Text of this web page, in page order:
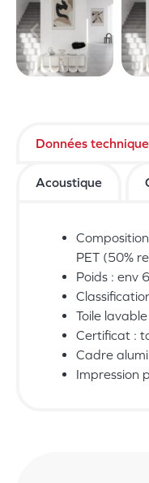
Données
Acoustique
PET (50%
Poids : env
Toile
Certificat :
Cadre
Impression